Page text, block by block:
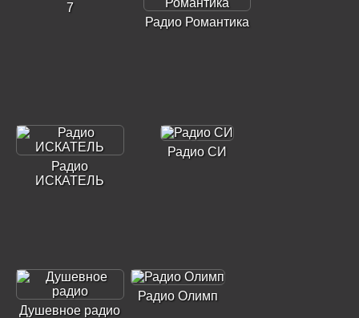
7
Радио Романтика
Радио
ИСКАТЕЛЬ
Радио СИ
Душевное радио
Радио Олимп